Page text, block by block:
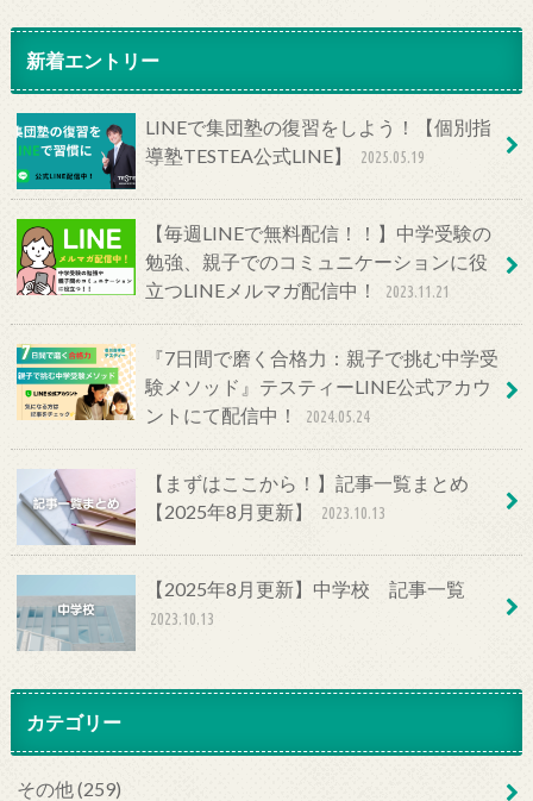
新着エントリー
LINEで集団塾の復習をしよう！【個別指
導塾TESTEA公式LINE】
2025.05.19
【毎週LINEで無料配信！！】中学受験の
勉強、親子でのコミュニケーションに役
立つLINEメルマガ配信中！
2023.11.21
『7日間で磨く合格力：親子で挑む中学受
験メソッド』テスティーLINE公式アカウ
ントにて配信中！
2024.05.24
【まずはここから！】記事一覧まとめ
【2025年8月更新】
2023.10.13
【2025年8月更新】中学校 記事一覧
2023.10.13
カテゴリー
その他 (259)